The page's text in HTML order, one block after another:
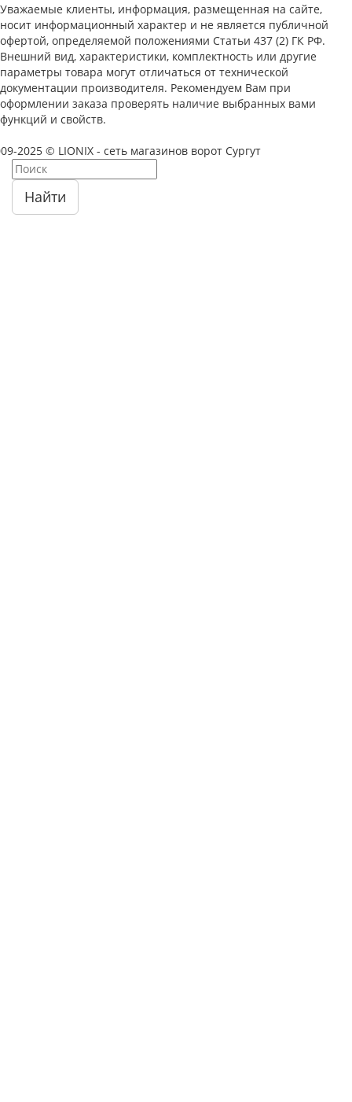
Уважаемые клиенты, информация, размещенная на сайте,
носит информационный характер и не является публичной
офертой, определяемой положениями Статьи 437 (2) ГК РФ.
Внешний вид, характеристики, комплектность или другие
параметры товара могут отличаться от технической
документации производителя. Рекомендуем Вам при
оформлении заказа проверять наличие выбранных вами
функций и свойств.
2025 © LIONIX - сеть магазинов ворот Сургут
Найти